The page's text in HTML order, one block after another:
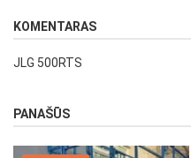
KOMENTARAS
JLG 500RTS
PANAŠŪS